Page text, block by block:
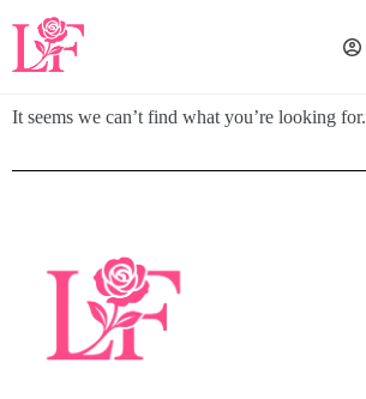
It seems we can’t find what you’re looking for.